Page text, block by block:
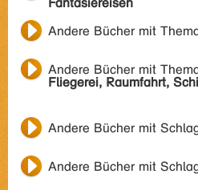
Andere Bücher mit
Andere Bücher mit
Fliegerei, Raumfahrt,
Andere Bücher mit
Andere Bücher mit